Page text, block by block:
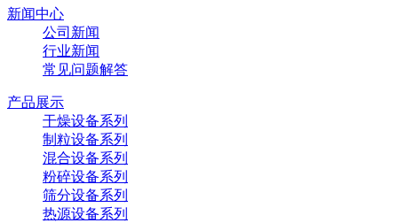
新闻中心
公司新闻
行业新闻
常见问题解答
产品展示
干燥设备系列
制粒设备系列
混合设备系列
粉碎设备系列
筛分设备系列
热源设备系列